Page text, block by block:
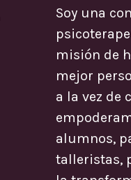
Soy una
misión de
mejor
a la vez de
alumnos,
talleristas,